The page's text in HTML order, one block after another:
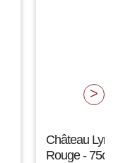
Château
Rouge - 75cl